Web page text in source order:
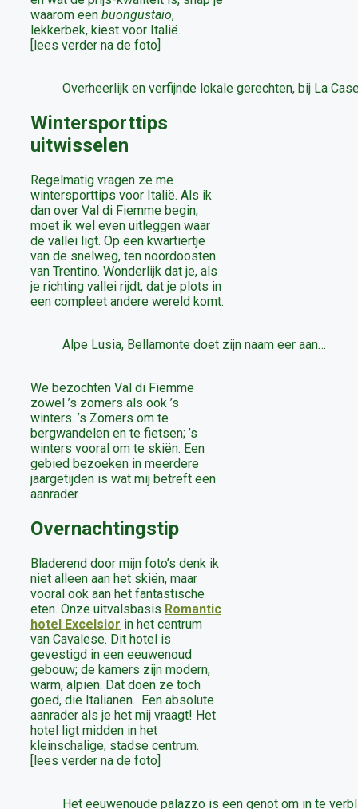
waarom een buongustaio,
lekkerbek, kiest voor Italië.
[lees verder na de foto]
Overheerlijk en verfijnde lokale gerechten, bij La
Wintersporttips
uitwisselen
Regelmatig vragen ze me
wintersporttips voor Italië. Als ik
dan over Val di Fiemme begin,
moet ik wel even uitleggen waar
de vallei ligt. Op een kwartiertje
van de snelweg, ten noordoosten
van Trentino. Wonderlijk dat je, als
je richting vallei rijdt, dat je plots in
een compleet andere wereld komt.
Alpe Lusia, Bellamonte doet zijn naam eer aan…
We bezochten Val di Fiemme
zowel ’s zomers als ook ’s
winters. ’s Zomers om te
bergwandelen en te fietsen; ’s
winters vooral om te skiën. Een
gebied bezoeken in meerdere
jaargetijden is wat mij betreft een
aanrader.
Overnachtingstip
Bladerend door mijn foto’s denk ik
niet alleen aan het skiën, maar
vooral ook aan het fantastische
eten. Onze uitvalsbasis Romantic
hotel Excelsior in het centrum
van Cavalese. Dit hotel is
gevestigd in een eeuwenoud
gebouw; de kamers zijn modern,
warm, alpien. Dat doen ze toch
goed, die Italianen. Een absolute
aanrader als je het mij vraagt! Het
hotel ligt midden in het
kleinschalige, stadse centrum.
[lees verder na de foto]
Het eeuwenoude palazzo is een genot om in te